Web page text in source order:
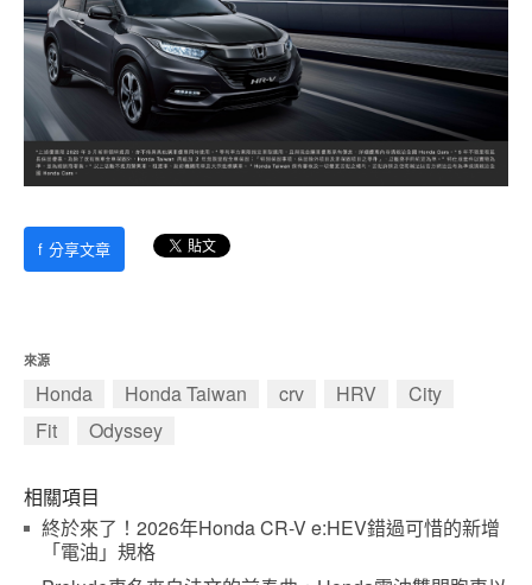
f 分享文章
來源
Honda Honda Taiwan crv HRV
City
Fit
Odyssey
相關項目
終於來了！2026年Honda CR-V e:HEV錯過可惜的新增
「電油」規格